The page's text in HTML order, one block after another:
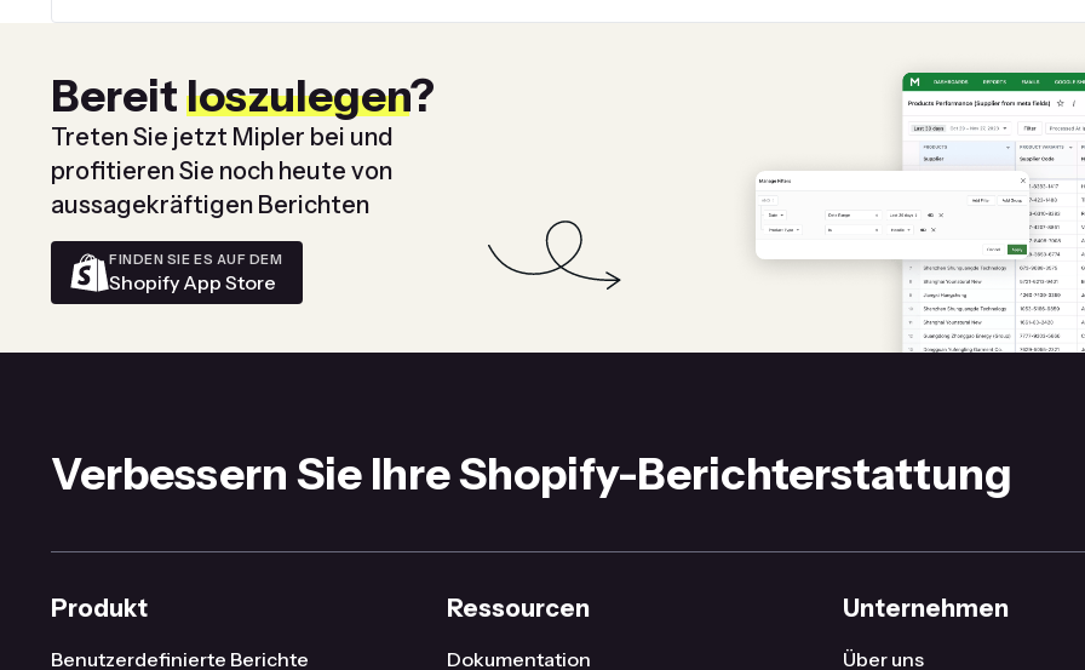
Bereitloszulegen?
Treten Sie jetzt Mipler bei und
profitieren Sie noch heute von
aussagekräftigen Berichten
FINDEN SIE ES AUF DEM
Shopify App Store
Verbessern Sie Ihre Shopify-Berichterstattung
Produkt
Benutzerdefinierte Berichte
Ressourcen
Dokumentation
Unternehmen
Über uns